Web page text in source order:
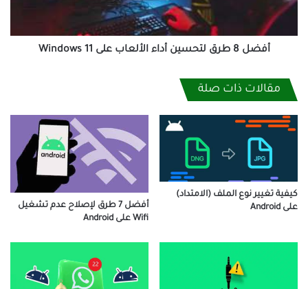
على
Windows
11
أفضل 8 طرق لتحسين أداء الألعاب على Windows 11
مقالات ذات صلة
كيفية تغيير نوع الملف (الامتداد)
على Android
أفضل 7 طرق لإصلاح عدم تشغيل
Wifi على Android